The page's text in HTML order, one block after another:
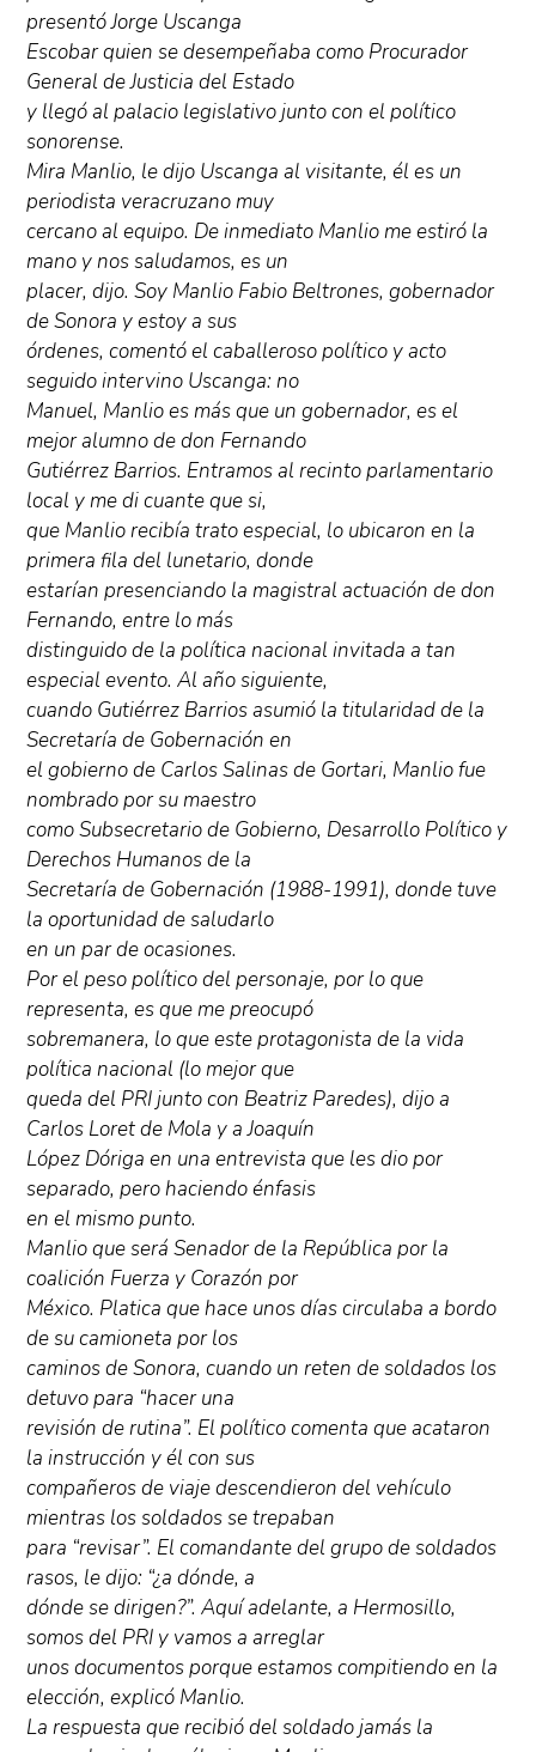
presentó Jorge Uscanga
Escobar quien se desempeñaba como Procurador
General de Justicia del Estado
y llegó al palacio legislativo junto con el político
sonorense.
Mira Manlio, le dijo Uscanga al visitante, él es un
periodista veracruzano muy
cercano al equipo. De inmediato Manlio me estiró la
mano y nos saludamos, es un
placer, dijo. Soy Manlio Fabio Beltrones, gobernador
de Sonora y estoy a sus
órdenes, comentó el caballeroso político y acto
seguido intervino Uscanga: no
Manuel, Manlio es más que un gobernador, es el
mejor alumno de don Fernando
Gutiérrez Barrios. Entramos al recinto parlamentario
local y me di cuante que si,
que Manlio recibía trato especial, lo ubicaron en la
primera fila del lunetario, donde
estarían presenciando la magistral actuación de don
Fernando, entre lo más
distinguido de la política nacional invitada a tan
especial evento. Al año siguiente,
cuando Gutiérrez Barrios asumió la titularidad de la
Secretaría de Gobernación en
el gobierno de Carlos Salinas de Gortari, Manlio fue
nombrado por su maestro
como Subsecretario de Gobierno, Desarrollo Político y
Derechos Humanos de la
Secretaría de Gobernación (1988-1991), donde tuve
la oportunidad de saludarlo
en un par de ocasiones.
Por el peso político del personaje, por lo que
representa, es que me preocupó
sobremanera, lo que este protagonista de la vida
política nacional (lo mejor que
queda del PRI junto con Beatriz Paredes), dijo a
Carlos Loret de Mola y a Joaquín
López Dóriga en una entrevista que les dio por
separado, pero haciendo énfasis
en el mismo punto.
Manlio que será Senador de la República por la
coalición Fuerza y Corazón por
México. Platica que hace unos días circulaba a bordo
de su camioneta por los
caminos de Sonora, cuando un reten de soldados los
detuvo para “hacer una
revisión de rutina”. El político comenta que acataron
la instrucción y él con sus
compañeros de viaje descendieron del vehículo
mientras los soldados se trepaban
para “revisar”. El comandante del grupo de soldados
rasos, le dijo: “¿a dónde, a
dónde se dirigen?”. Aquí adelante, a Hermosillo,
somos del PRI y vamos a arreglar
unos documentos porque estamos compitiendo en la
elección, explicó Manlio.
La respuesta que recibió del soldado jamás la